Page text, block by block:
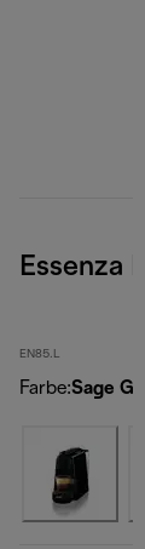
Essenza
EN85.L
Farbe:Sage